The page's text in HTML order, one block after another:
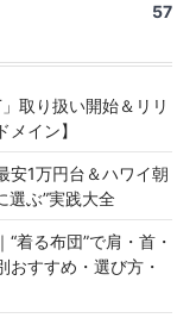
57
取り扱い開始＆リリ
イン】
安1万円台＆ハワイ朝
選ぶ”実践大全
着る布団”で肩・首・
おすすめ・選び方・